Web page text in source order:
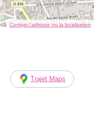
Corriger l’adresse ou la localisation
Trajet Maps